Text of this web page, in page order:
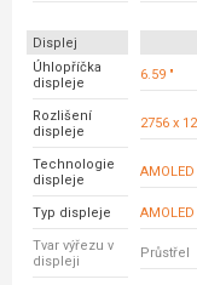
Displej
Úhlopříčka
displeje
6.59 "
Rozlišení
displeje
2756 x
Technologie
displeje
AMOLED
Typ displeje AMOLED
Tvar výřezu v
displeji
Průstřel